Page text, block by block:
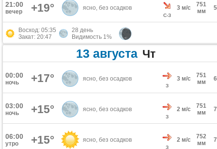
21:00
вечер +19° ясно, без осадков
С-З
3 м/с
751
мм
Восход: 05:35
Закат: 20:47
28 день
Видимость 1%
13 августа Чт
00:00
ночь +17° ясно, без осадков
З
3 м/с
751
мм
03:00
ночь +15° ясно, без осадков
З
2 м/с
751
мм
06:00
утро +15° ясно, без осадков
З
2 м/с
752
мм